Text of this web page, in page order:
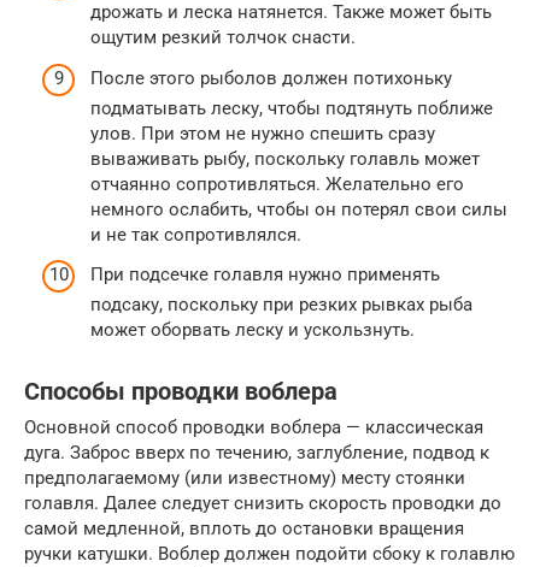
дрожать и леска натянется. Также может быть
ощутим резкий толчок снасти.
После этого рыболов должен потихоньку
подматывать леску, чтобы подтянуть поближе
улов. При этом не нужно спешить сразу
вываживать рыбу, поскольку голавль может
отчаянно сопротивляться. Желательно его
немного ослабить, чтобы он потерял свои силы
и не так сопротивлялся.
При подсечке голавля нужно применять
подсаку, поскольку при резких рывках рыба
может оборвать леску и ускользнуть.
Способы проводки воблера
Основной способ проводки воблера — классическая
дуга. Заброс вверх по течению, заглубление, подвод к
предполагаемому (или известному) месту стоянки
голавля. Далее следует снизить скорость проводки до
самой медленной, вплоть до остановки вращения
ручки катушки. Воблер должен подойти сбоку к голавлю